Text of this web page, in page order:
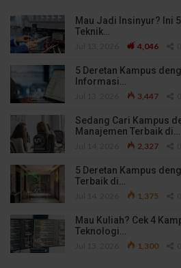
Mau Jadi Insinyur? Ini
Teknik…
4,046
5 Deretan Kampus
Informasi…
3,447
Sedang Cari Kampus
Manajemen Terbaik di…
2,327
5 Deretan Kampus
Terbaik di…
1,375
Mau Kuliah? Cek 4
Teknologi…
1,300